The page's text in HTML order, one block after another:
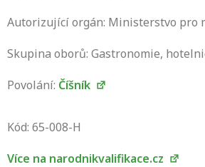
Autorizující orgán: Ministerstvo pro
Skupina oborů: Gastronomie,
Povolání: Číšník
Kód: 65-008-H
Více na narodnikvalifikace.cz
Víte, jaké dovednosti